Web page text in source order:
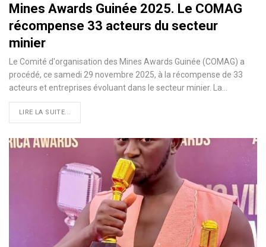
Mines Awards Guinée 2025. Le COMAG
récompense 33 acteurs du secteur
minier
Le Comité d'organisation des Mines Awards Guinée (COMAG) a
procédé, ce samedi 29 novembre 2025, à la récompense de 33
acteurs et entreprises évoluant dans le secteur minier. La…
LIRE LA SUITE...